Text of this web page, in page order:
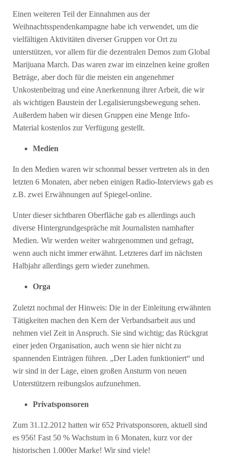
Einen weiteren Teil der Einnahmen aus der
Weihnachtsspendenkampagne habe ich verwendet, um die
vielfältigen Aktivitäten diverser Gruppen vor Ort zu
unterstützen, vor allem für die dezentralen Demos zum Global
Marijuana March. Das waren zwar im einzelnen keine großen
Beträge, aber doch für die meisten ein angenehmer
Unkostenbeitrag und eine Anerkennung ihrer Arbeit, die wir
als wichtigen Baustein der Legalisierungsbewegung sehen.
Außerdem haben wir diesen Gruppen eine Menge Info-
Material kostenlos zur Verfügung gestellt.
Medien
In den Medien waren wir schonmal besser vertreten als in den
letzten 6 Monaten, aber neben einigen Radio-Interviews gab es
z.B. zwei Erwähnungen auf Spiegel-online.
Unter dieser sichtbaren Oberfläche gab es allerdings auch
diverse Hintergrundgespräche mit Journalisten namhafter
Medien. Wir werden weiter wahrgenommen und gefragt,
wenn auch nicht immer erwähnt. Letzteres darf im nächsten
Halbjahr allerdings gern wieder zunehmen.
Orga
Zuletzt nochmal der Hinweis: Die in der Einleitung erwähnten
Tätigkeiten machen den Kern der Verbandsarbeit aus und
nehmen viel Zeit in Anspruch. Sie sind wichtig; das Rückgrat
einer jeden Organisation, auch wenn sie hier nicht zu
spannenden Einträgen führen. „Der Laden funktioniert“ und
wir sind in der Lage, einen großen Ansturm von neuen
Unterstützern reibungslos aufzunehmen.
Privatsponsoren
Zum 31.12.2012 hatten wir 652 Privatsponsoren, aktuell sind
es 956! Fast 50 % Wachstum in 6 Monaten, kurz vor der
historischen 1.000er Marke! Wir sind viele!